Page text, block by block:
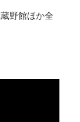
野館ほか全